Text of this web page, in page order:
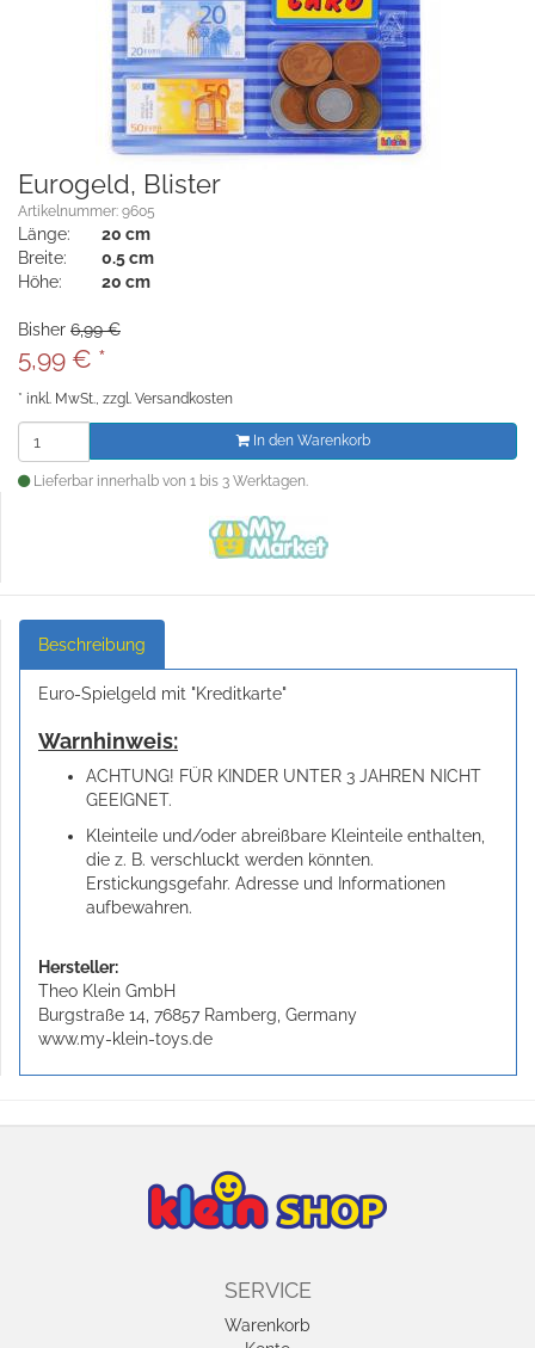
Eurogeld, Blister
Artikelnummer: 9605
Länge:
20 cm
Breite:
0.5 cm
Höhe:
20 cm
Bisher 6,99 €
5,99 € *
* inkl. MwSt., zzgl. Versandkosten
In den Warenkorb
Lieferbar innerhalb von 1 bis 3 Werktagen.
Beschreibung
Euro-Spielgeld mit "Kreditkarte"
Warnhinweis:
ACHTUNG! FÜR KINDER UNTER 3 JAHREN NICHT
GEEIGNET.
Kleinteile und/oder abreißbare Kleinteile enthalten,
die z. B. verschluckt werden könnten.
Erstickungsgefahr. Adresse und Informationen
aufbewahren.
Hersteller:
Theo Klein GmbH
Burgstraße 14, 76857 Ramberg, Germany
www.my-klein-toys.de
SERVICE
Warenkorb